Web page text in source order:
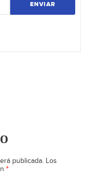
ENVIAR
publicada. Los
*